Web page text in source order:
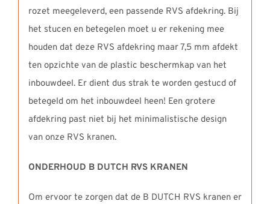
rozet meegeleverd, een passende RVS afdekring. Bij
het stucen en betegelen moet u er rekening mee
houden dat deze RVS afdekring maar 7,5 mm afdekt
ten opzichte van de plastic beschermkap van het
inbouwdeel. Er dient dus strak te worden gestucd of
betegeld om het inbouwdeel heen! Een grotere
afdekring past niet bij het minimalistische design
van onze RVS kranen.
ONDERHOUD B DUTCH RVS KRANEN
Om ervoor te zorgen dat de B DUTCH RVS kranen er